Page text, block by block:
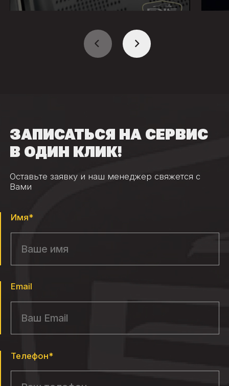
ЗАПИСАТЬСЯ НА СЕРВИС
В ОДИН КЛИК!
Оставьте заявку и наш менеджер свяжется с
Вами
Имя*
Email
Телефон*